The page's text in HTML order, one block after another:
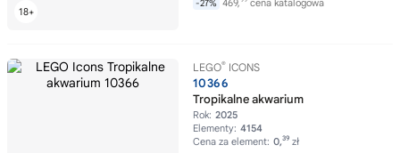
-27% 469, cena katalogowa
LEGO® ICONS
10366
Tropikalne akwarium
Rok: 2025
Elementy: 4154
Cena za element: 0,39 zł